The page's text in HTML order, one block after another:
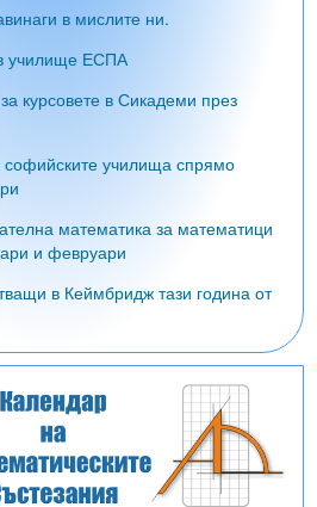
в мислите ни.
училище ЕСПА
курсовете в Сикадеми през
училища спрямо
математика за математици
и февруари
в Кеймбридж тази година от